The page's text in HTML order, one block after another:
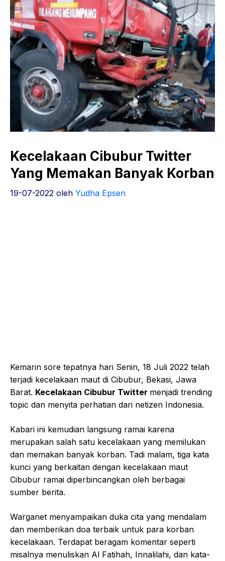
Kecelakaan Cibubur Twitter
Yang Memakan Banyak Korban
19-07-2022 oleh Yudha Epsen
Kemarin sore tepatnya hari Senin, 18 Juli 2022 telah
terjadi kecelakaan maut di Cibubur, Bekasi, Jawa
Barat. Kecelakaan Cibubur Twitter menjadi trending
topic dan menyita perhatian dari netizen Indonesia.
Kabari ini kemudian langsung ramai karena
merupakan salah satu kecelakaan yang memilukan
dan memakan banyak korban. Tadi malam, tiga kata
kunci yang berkaitan dengan kecelakaan maut
Cibubur ramai diperbincangkan oleh berbagai
sumber berita.
Warganet menyampaikan duka cita yang mendalam
dan memberikan doa terbaik untuk para korban
kecelakaan. Terdapat beragam komentar seperti
misalnya menuliskan Al Fatihah, Innalilahi, dan kata-